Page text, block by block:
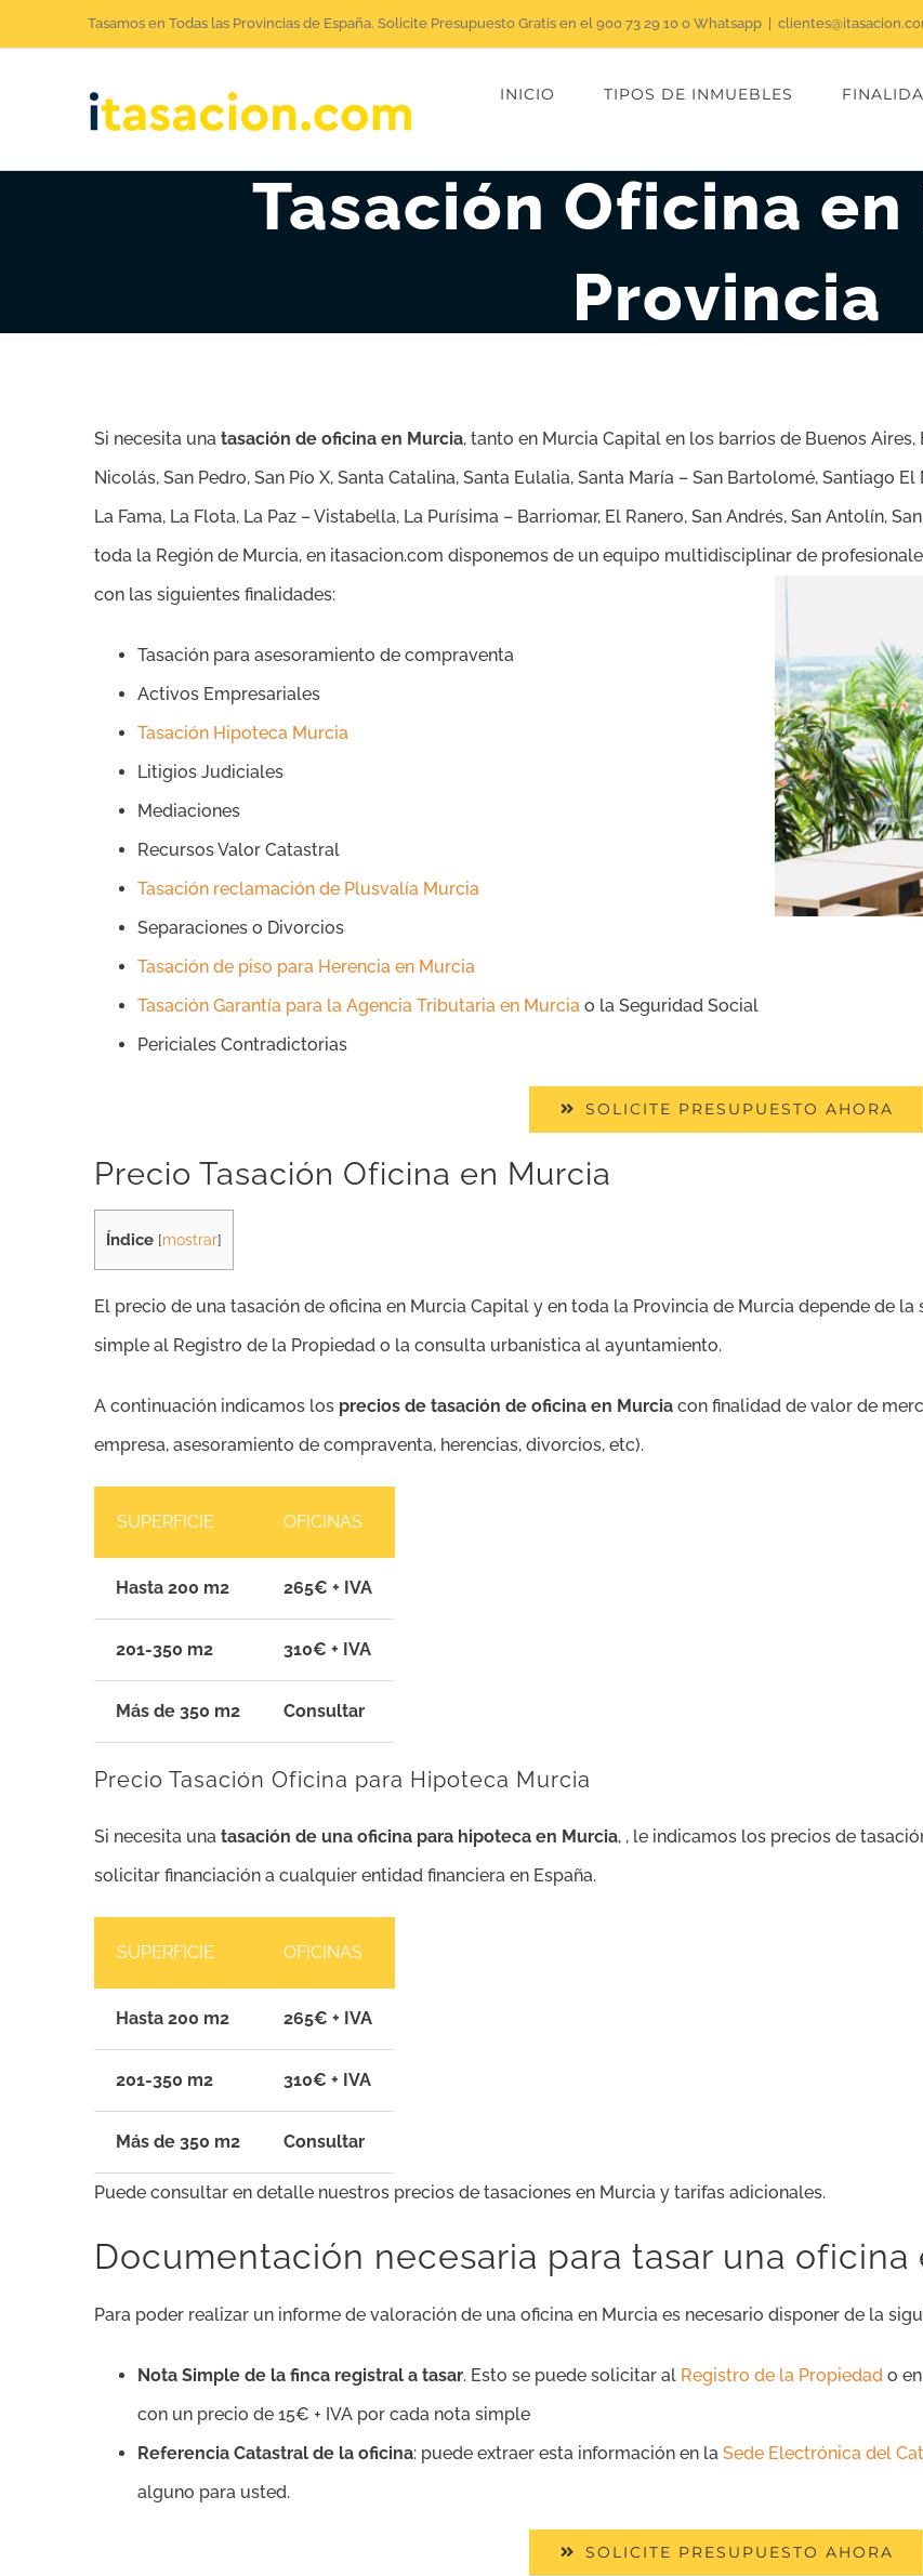
Tasamos en Todas las Provincias de España. Solicite Presupuesto Gratis en el 900 73 29 10 o Whatsapp
INICIO TIPOS DE INMUEBLES
Tasación Oficina
Provincia
Si necesita una tasación de oficina en Murcia, tanto en Murcia Capital en los barrios de Buenos Aires,
Nicolás, San Pedro, San Pío X, Santa Catalina, Santa Eulalia, Santa María – San Bartolomé, Santiago
La Fama, La Flota, La Paz – Vistabella, La Purísima – Barriomar, El Ranero, San Andrés, San Antolín,
toda la Región de Murcia, en itasacion.com disponemos de un equipo multidisciplinar de
con las siguientes finalidades:
Tasación para asesoramiento de compraventa
Activos Empresariales
Tasación Hipoteca Murcia
Litigios Judiciales
Mediaciones
Recursos Valor Catastral
Tasación reclamación de Plusvalía Murcia
Separaciones o Divorcios
Tasación de piso para Herencia en Murcia
Tasación Garantía para la Agencia Tributaria en Murcia o la Seguridad Social
Periciales Contradictorias
SOLICITE PRESUPUESTO AHORA
Precio Tasación Oficina en Murcia
Índice [mostrar]
El precio de una tasación de oficina en Murcia Capital y en toda la Provincia de Murcia depende de
simple al Registro de la Propiedad o la consulta urbanística al ayuntamiento.
A continuación indicamos los precios de tasación de oficina en Murcia con finalidad de valor de
empresa, asesoramiento de compraventa, herencias, divorcios, etc).
SUPERFICIE OFICINAS
Hasta 200 m2 265€ + IVA
201-350 m2 310€ + IVA
Más de 350 m2 Consultar
Precio Tasación Oficina para Hipoteca Murcia
Si necesita una tasación de una oficina para hipoteca en Murcia, , le indicamos los precios de
solicitar financiación a cualquier entidad financiera en España.
SUPERFICIE OFICINAS
Hasta 200 m2 265€ + IVA
201-350 m2 310€ + IVA
Más de 350 m2 Consultar
Puede consultar en detalle nuestros precios de tasaciones en Murcia y tarifas adicionales.
Documentación necesaria para tasar una oficina
Para poder realizar un informe de valoración de una oficina en Murcia es necesario disponer de la
Nota Simple de la finca registral a tasar. Esto se puede solicitar al Registro de la Propiedad o
con un precio de 15€ + IVA por cada nota simple
Referencia Catastral de la oficina: puede extraer esta información en la Sede Electrónica del
alguno para usted.
SOLICITE PRESUPUESTO AHORA